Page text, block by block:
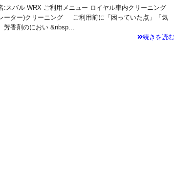
:スバル WRX ご利用メニュー ロイヤル車内クリーニング
ーター)クリーニング ご利用前に「困っていた点」「気
芳香剤のにおい &nbsp…
続きを読む